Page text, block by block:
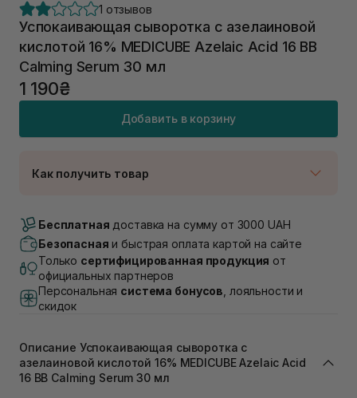
1 отзывов
Успокаивающая сыворотка с азелаиновой
кислотой 16% MEDICUBE Azelaic Acid 16 BB
Calming Serum 30 мл
1 190₴
Добавить в корзину
Как получить товар
В наличии
Самовывоз г. Луцк, Винниченка 4
Самовывоз г. Львов, ул. Академика Подстригача,
1В (Duck's Lake)
Нет в наличии!
Самовывоз Львов (Ивана Франко 36)
Самовывоз г. Львов ул. Степана Бандеры 43
В наличии
Самовывоз Ровно
Бесплатная доставка на сумму от 3000 UAH
Безопасная и быстрая оплата картой на сайте
Только сертифицированная продукция от
официальных партнеров
Персональная система бонусов , лояльности и
скидок
Описание Успокаивающая сыворотка с
азелаиновой кислотой 16% MEDICUBE Azelaic Acid
16 BB Calming Serum 30 мл